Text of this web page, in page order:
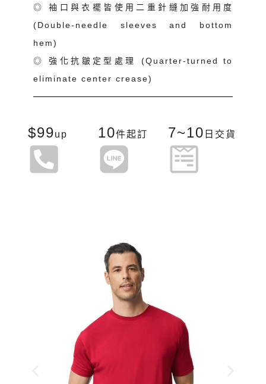
◎ 袖口與衣襬皆使用二重針縫加強耐用度
(Double-needle sleeves and bottom
hem)
◎ 強化抗皺定型處理 (Quarter-turned to
eliminate center crease)
$99up 10件起訂 7~10 日交貨